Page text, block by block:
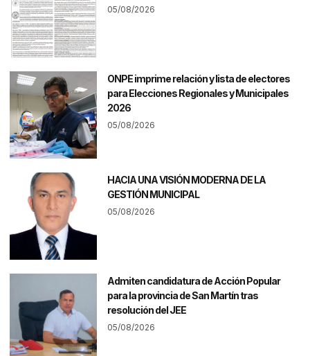
05/08/2026
ONPE imprime relación y lista de electores
para Elecciones Regionales y Municipales
2026
05/08/2026
HACIA UNA VISIÓN MODERNA DE LA
GESTIÓN MUNICIPAL
05/08/2026
Admiten candidatura de Acción Popular
para la provincia de San Martín tras
resolución del JEE
05/08/2026